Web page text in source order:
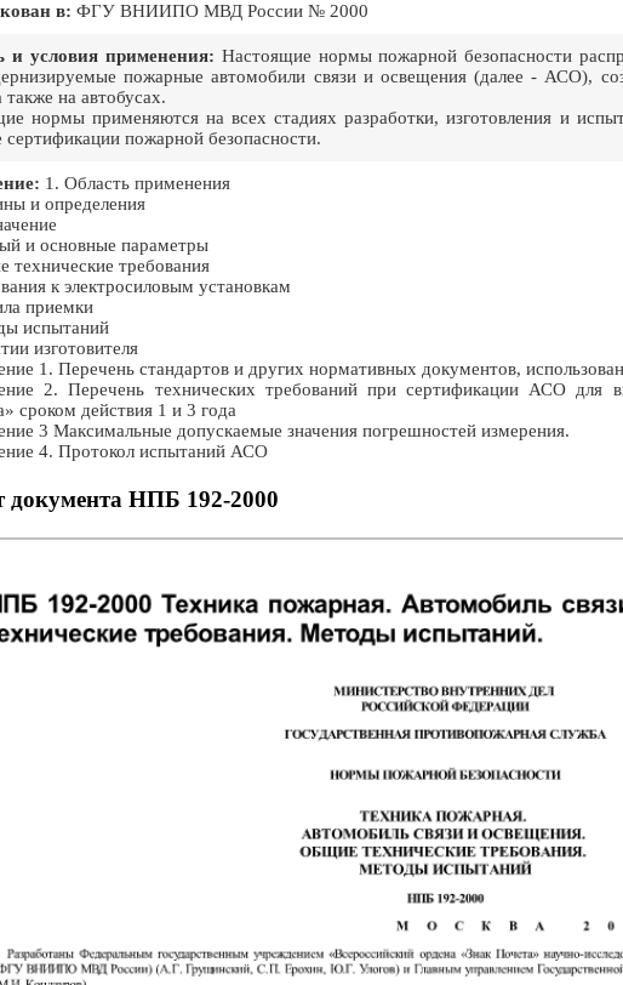
в: ФГУ ВНИИПО МВД России № 2000
и условия применения: Настоящие нормы пожарной безопасности
пожарные автомобили связи и освещения (далее - АСО),
на автобусах.
нормы применяются на всех стадиях разработки, изготовления и
сертификации пожарной безопасности.
1. Область применения
и определения
и основные параметры
технические требования
к электросиловым установкам
приемки
испытаний
изготовителя
1. Перечень стандартов и других нормативных документов,
2. Перечень технических требований при сертификации АСО для
сроком действия 1 и 3 года
3 Максимальные допускаемые значения погрешностей измерения.
4. Протокол испытаний АСО
документа НПБ 192-2000